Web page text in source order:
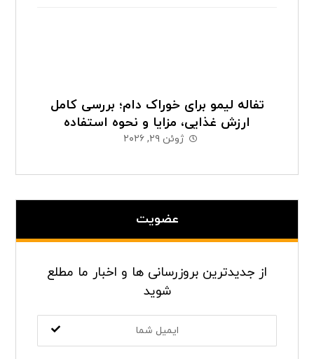
تفاله لیمو برای خوراک دام؛ بررسی کامل
ارزش غذایی، مزایا و نحوه استفاده
ژوئن ۲۹, ۲۰۲۶
عضویت
از جدیدترین بروزرسانی ها و اخبار ما مطلع
شوید